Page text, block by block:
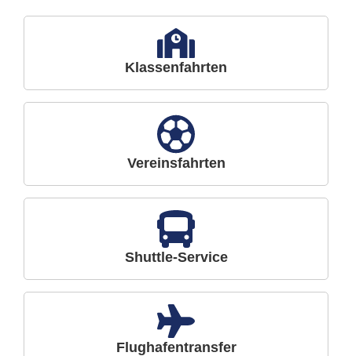
Klassenfahrten
Vereinsfahrten
Shuttle-Service
Flughafentransfer